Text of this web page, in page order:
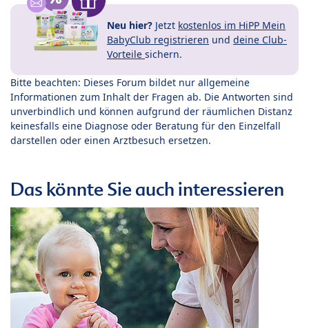
Neu hier? Jetzt kostenlos im HiPP Mein
BabyClub registrieren und deine Club-
Vorteile sichern.
Bitte beachten: Dieses Forum bildet nur allgemeine
Informationen zum Inhalt der Fragen ab. Die Antworten sind
unverbindlich und können aufgrund der räumlichen Distanz
keinesfalls eine Diagnose oder Beratung für den Einzelfall
darstellen oder einen Arztbesuch ersetzen.
Das könnte Sie auch interessieren